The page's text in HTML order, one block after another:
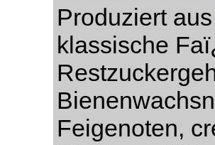
Produziert
klassische
Feigenoten,